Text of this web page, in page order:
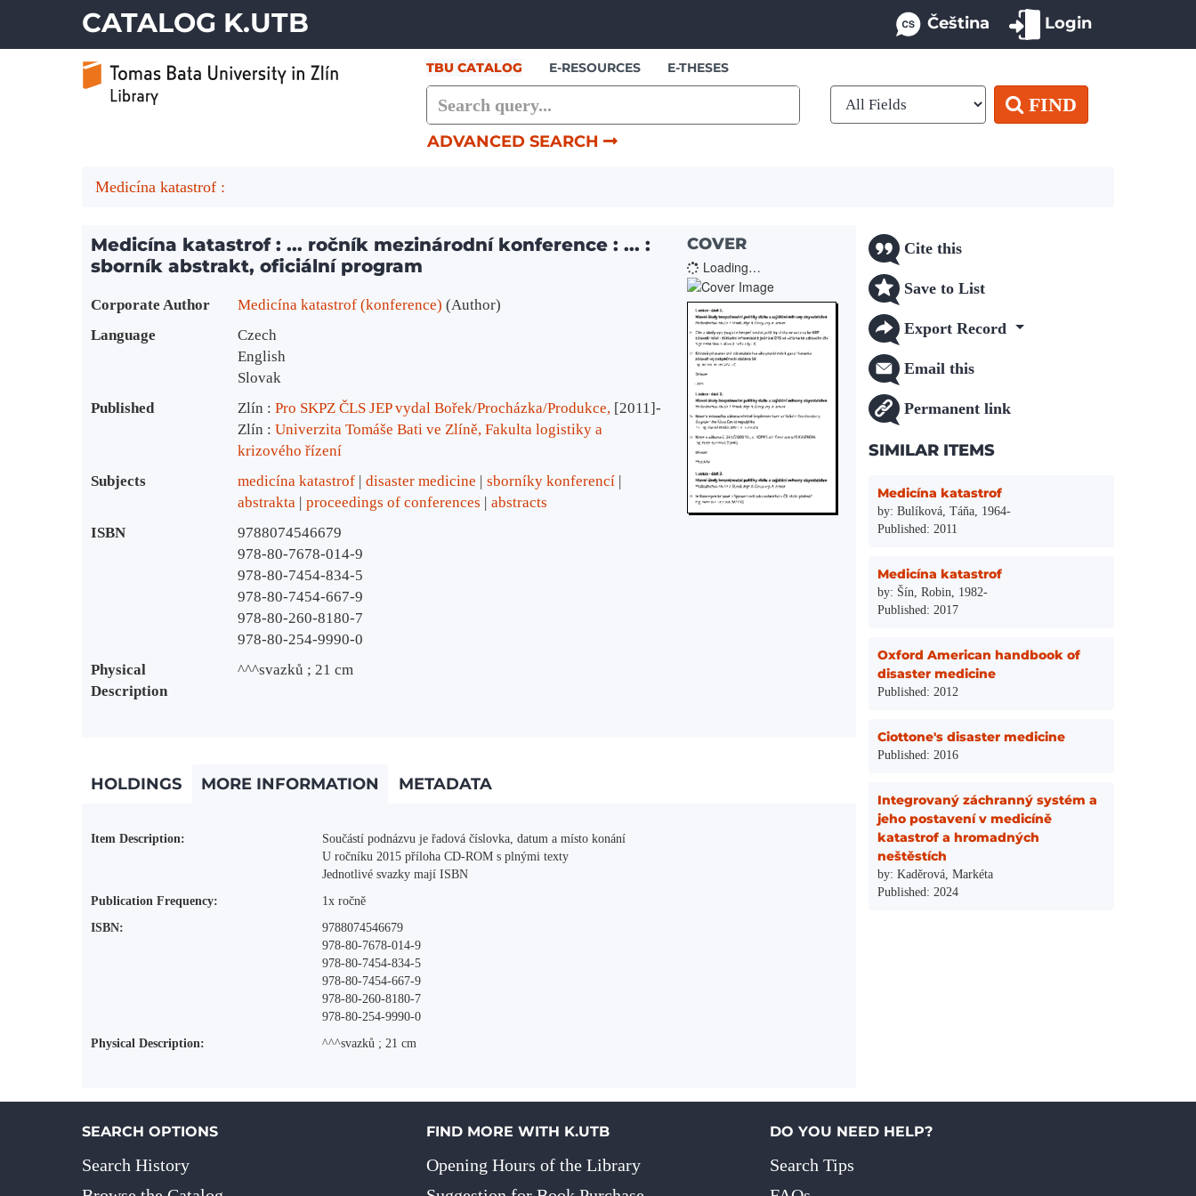
CATALOG K.UTB Čeština Login
TBU CATALOG E-RESOURCES E-THESES
FIND
ADVANCED SEARCH
Medicína katastrof :
Medicína katastrof : ... ročník mezinárodní konference : ... :
sborník abstrakt, oficiální program
Bibliographic Details
Corporate Author Medicína katastrof (konference) (Author)
Language
Czech
English
Slovak
Published
Zlín : Pro SKPZ ČLS JEP vydal Bořek/Procházka/Produkce, [2011]-
Zlín : Univerzita Tomáše Bati ve Zlíně, Fakulta logistiky a
krizového řízení
Subjects
medicína katastrof disaster medicine
sborníky konferencí
abstrakta
proceedings of conferences
abstracts
ISBN
9788074546679
978-80-7678-014-9
978-80-7454-834-5
978-80-7454-667-9
978-80-260-8180-7
978-80-254-9990-0
Physical
Description
^^^svazků ; 21 cm
COVER
Loading…
HOLDINGS MORE INFORMATION METADATA
More Information
Item Description:
Součástí podnázvu je řadová číslovka, datum a místo konání
U ročníku 2015 příloha CD-ROM s plnými texty
Jednotlivé svazky mají ISBN
Publication Frequency:
1x ročně
ISBN:
9788074546679
978-80-7678-014-9
978-80-7454-834-5
978-80-7454-667-9
978-80-260-8180-7
978-80-254-9990-0
Physical Description:
^^^svazků ; 21 cm
Cite this
Save to List
Export Record
Email this
Permanent link
SIMILAR ITEMS
Medicína katastrof
by: Bulíková, Táňa, 1964-
Published: 2011
Medicína katastrof
by: Šín, Robin, 1982-
Published: 2017
Oxford American handbook of
disaster medicine
Published: 2012
Ciottone's disaster medicine
Published: 2016
Integrovaný záchranný systém a
jeho postavení v medicíně
katastrof a hromadných
neštěstích
by: Kaděrová, Markéta
Published: 2024
SEARCH OPTIONS
Search History
FIND MORE WITH K.UTB
Opening Hours of the Library
DO YOU NEED HELP?
Search Tips